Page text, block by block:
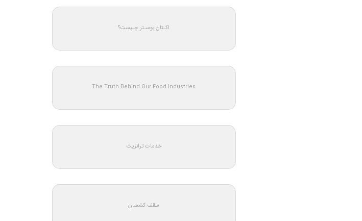
اکـتان بوسـتر چـیست؟
The Truth Behind Our Food Industries
خدمات ترانزیت
سقف کشسان